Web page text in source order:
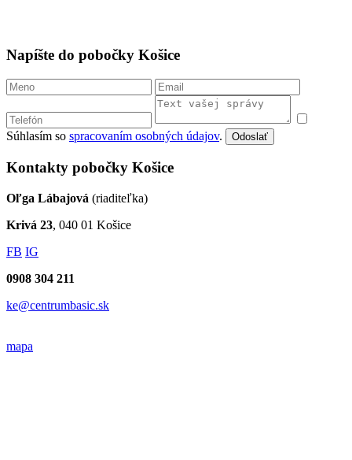
Napíšte do pobočky Košice
Súhlasím so spracovaním osobných údajov. Odoslať
Kontakty pobočky Košice
Oľga Lábajová (riaditeľka)
Krivá 23, 040 01 Košice
FB IG
0908 304 211
ke@centrumbasic.sk
mapa